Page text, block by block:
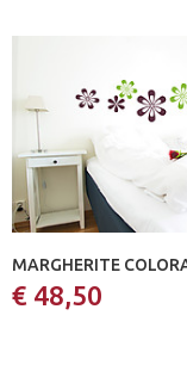
MARGHERITE
€ 48,50